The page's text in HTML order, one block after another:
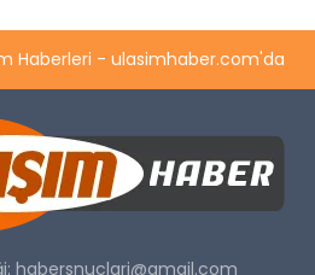
Haberleri - ulasimhaber.com'da
habersnuclari@gmail.com